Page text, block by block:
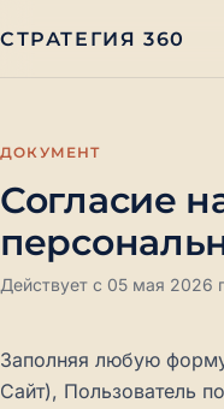
СТРАТЕГИЯ 360
ДОКУМЕНТ
Согласие
Действует с 05 мая 2026
Заполняя любую
Сайт), Пользователь